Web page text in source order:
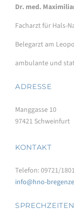
Dr. med.
Facharzt für Hals-
Belegarzt am
ambulante und
ADRESSE
Manggasse 10
97421 Schweinfurt
KONTAKT
Telefon: 09721/
info@hno-
SPRECHZEITEN